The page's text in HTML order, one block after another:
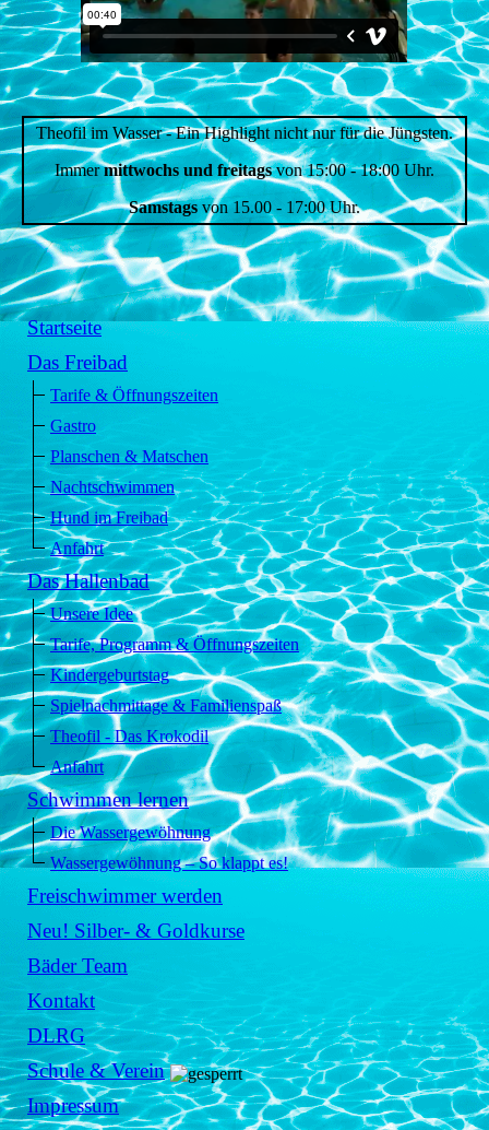
Theofil im Wasser - Ein Highlight nicht nur für die Jüngsten.
Immermittwochs und freitagsvon 15:00 - 18:00 Uhr.
Samstags von 15.00 - 17:00 Uhr.
Startseite
Das Freibad
Tarife & Öffnungszeiten
Gastro
Planschen & Matschen
Nachtschwimmen
Hund im Freibad
Anfahrt
Das Hallenbad
Unsere Idee
Tarife, Programm & Öffnungszeiten
Kindergeburtstag
Spielnachmittage & Familienspaß
Theofil - Das Krokodil
Anfahrt
Schwimmen lernen
Die Wassergewöhnung
Wassergewöhnung – So klappt es!
Freischwimmer werden
Neu! Silber- & Goldkurse
Bäder Team
Kontakt
DLRG
Schule & Verein
Impressum